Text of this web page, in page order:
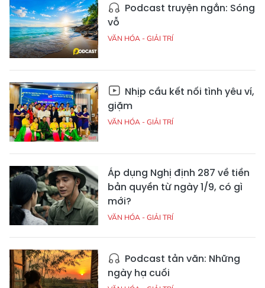
Podcast truyện ngắn: Sóng
vỗ
VĂN HÓA - GIẢI TRÍ
Nhịp cầu kết nối tình yêu ví,
giặm
VĂN HÓA - GIẢI TRÍ
Áp dụng Nghị định 287 về tiền
bản quyền từ ngày 1/9, có gì
mới?
VĂN HÓA - GIẢI TRÍ
Podcast tản văn: Những
ngày hạ cuối